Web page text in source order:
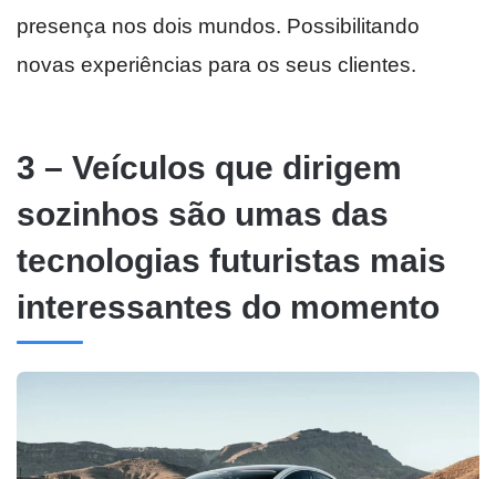
presença nos dois mundos. Possibilitando
novas experiências para os seus clientes.
3 – Veículos que dirigem
sozinhos são umas das
tecnologias futuristas mais
interessantes do momento